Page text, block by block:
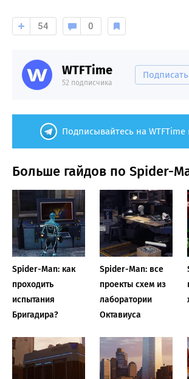
54 0
WTFTime
52 подписчика
Подписывайтесь на WTFTime
Больше гайдов по Spider-
Spider-Man: как
проходить
испытания
Бригадира?
Spider-Man: все
проекты схем из
лаборатории
Октавиуса